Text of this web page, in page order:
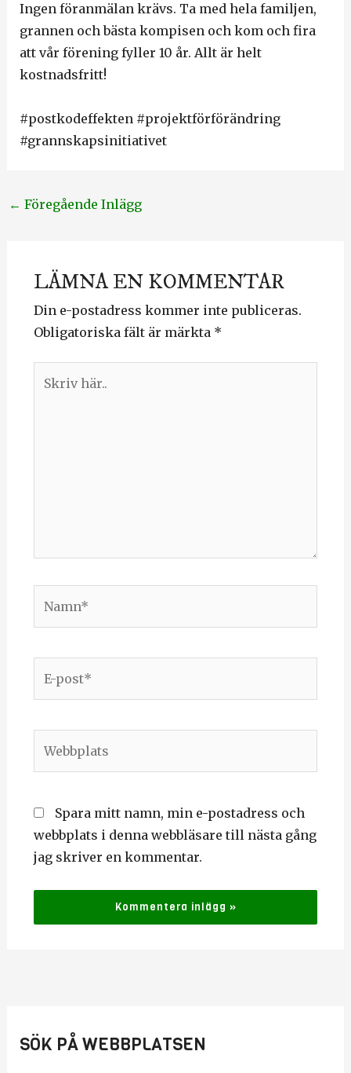
Ingen föranmälan krävs. Ta med hela familjen,
grannen och bästa kompisen och kom och fira
att vår förening fyller 10 år. Allt är helt
kostnadsfritt!
#postkodeffekten #projektförförändring
#grannskapsinitiativet
← Föregående Inlägg
LÄMNA EN KOMMENTAR
Din e-postadress kommer inte publiceras.
Obligatoriska fält är märkta *
post*
Spara mitt namn, min e-postadress och
webbplats i denna webbläsare till nästa gång
jag skriver en kommentar.
SÖK PÅ WEBBPLATSEN